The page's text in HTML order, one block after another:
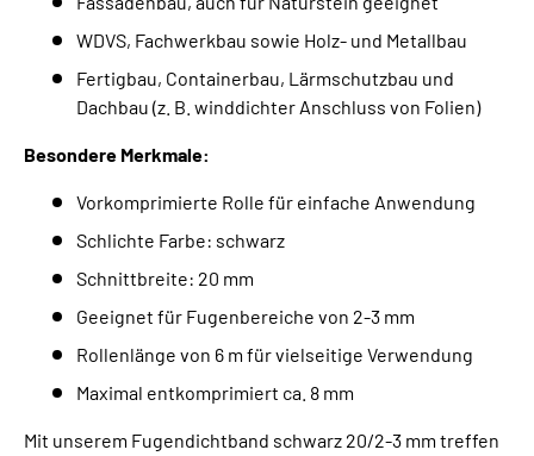
WDVS, Fachwerkbau sowie Holz- und Metallbau
Fertigbau, Containerbau, Lärmschutzbau und
Dachbau (z. B. winddichter Anschluss von Folien)
Besondere Merkmale:
Vorkomprimierte Rolle für einfache Anwendung
Schlichte Farbe: schwarz
Schnittbreite: 20 mm
Geeignet für Fugenbereiche von 2-3 mm
Rollenlänge von 6 m für vielseitige Verwendung
Maximal entkomprimiert ca. 8 mm
Mit unserem Fugendichtband schwarz 20/2-3 mm treffen